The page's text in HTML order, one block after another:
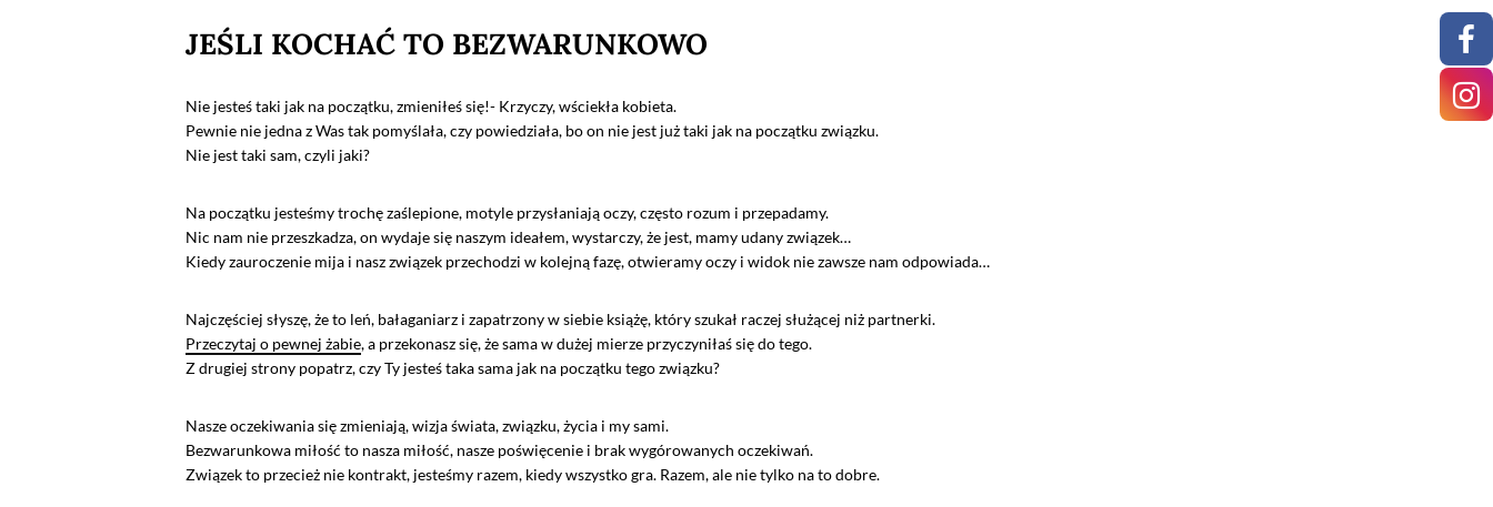
JEŚLI KOCHAĆ TO BEZWARUNKOWO
Nie jesteś taki jak na początku, zmieniłeś się!- Krzyczy, wściekła kobieta.
Pewnie nie jedna z Was tak pomyślała, czy powiedziała, bo on nie jest już taki jak na początku związku.
Nie jest taki sam, czyli jaki?
Na początku jesteśmy trochę zaślepione, motyle przysłaniają oczy, często rozum i przepadamy.
Nic nam nie przeszkadza, on wydaje się naszym ideałem, wystarczy, że jest, mamy udany związek…
Kiedy zauroczenie mija i nasz związek przechodzi w kolejną fazę, otwieramy oczy i widok nie zawsze nam odpowiada…
Najczęściej słyszę, że to leń, bałaganiarz i zapatrzony w siebie książę, który szukał raczej służącej niż partnerki.
Przeczytaj o pewnej żabie, a przekonasz się, że sama w dużej mierze przyczyniłaś się do tego.
Z drugiej strony popatrz, czy Ty jesteś taka sama jak na początku tego związku?
Nasze oczekiwania się zmieniają, wizja świata, związku, życia i my sami.
Bezwarunkowa miłość to nasza miłość, nasze poświęcenie i brak wygórowanych oczekiwań.
Związek to przecież nie kontrakt, jesteśmy razem, kiedy wszystko gra. Razem, ale nie tylko na to dobre.